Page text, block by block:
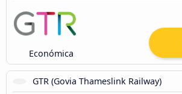
Económica
GTR (Govia Thameslink Railway)